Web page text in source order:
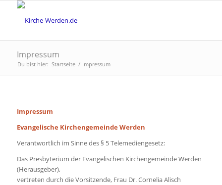
Impressum
Du bist hier: Startseite / Impressum
Impressum
Evangelische Kirchengemeinde Werden
Verantwortlich im Sinne des § 5 Telemediengesetz:
Das Presbyterium der Evangelischen Kirchengemeinde Werden
(Herausgeber),
vertreten durch die Vorsitzende, Frau Dr. Cornelia Alisch